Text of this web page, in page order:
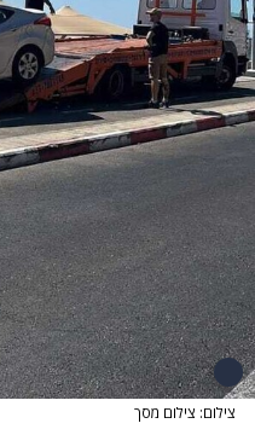
צילום: צילום מסך